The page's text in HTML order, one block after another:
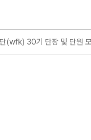
(wfk) 30기 단장 및 단원